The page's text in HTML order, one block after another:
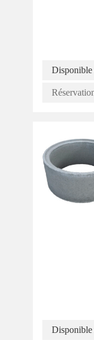
Disponible
Disponible